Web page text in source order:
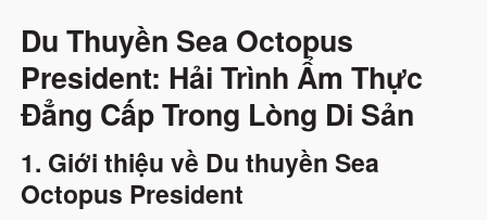
Du Thuyền Sea Octopus
President: Hải Trình Ẩm Thực
Đẳng Cấp Trong Lòng Di Sản
1. Giới thiệu về Du thuyền Sea
Octopus President